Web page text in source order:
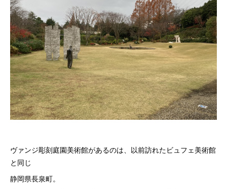
ヴァンジ彫刻庭園美術館があるのは、以前訪れたビュフェ美術館
と同じ
静岡県長泉町。